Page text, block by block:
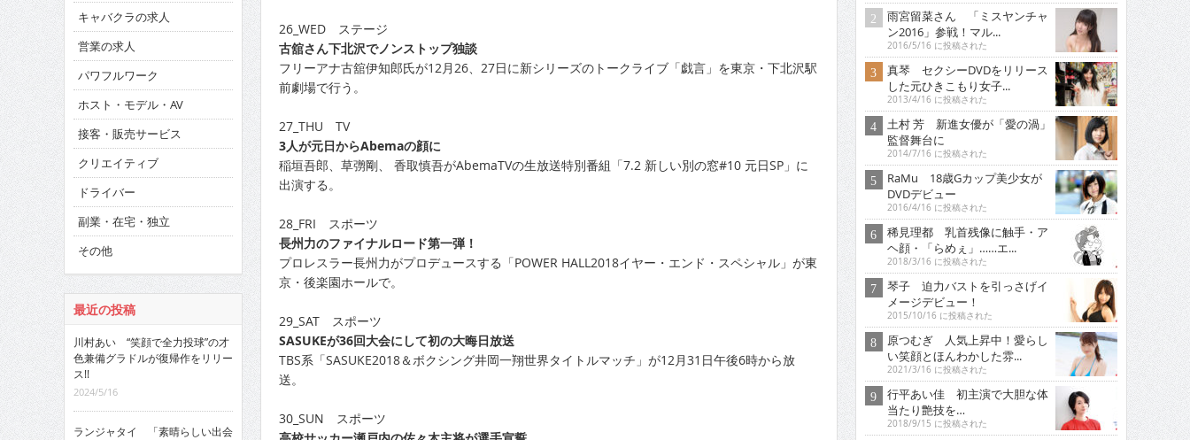
26_WED ステージ
古舘さん下北沢でノンストップ独談
フリーアナ古舘伊知郎氏が12月26、27日に新シリーズのトークライブ「戯言」を東京・下北沢駅
前劇場で行う。
27_THU TV
3人が元日からAbemaの顔に
稲垣吾郎、草彅剛、 香取慎吾がAbemaTVの生放送特別番組「7.2 新しい別の窓#10 元日SP」に
出演する。
28_FRI スポーツ
長州力のファイナルロード第一弾！
プロレスラー長州力がプロデュースする「POWER HALL2018イヤー・エンド・スペシャル」が東
京・後楽園ホールで。
29_SAT スポーツ
SASUKEが36回大会にして初の大晦日放送
TBS系「SASUKE2018＆ボクシング井岡一翔世界タイトルマッチ」が12月31日午後6時から放
送。
30_SUN スポーツ
キャバクラの求人
営業の求人
パワフルワーク
ホスト・モデル・AV
接客・販売サービス
クリエイティブ
ドライバー
副業・在宅・独立
その他
最近の投稿
川村あい “笑顔で全力投球”の才
色兼備グラドルが復帰作をリリー
ス!!
2024/5/16
ランジャタイ 「素晴らしい出会
雨宮留菜さん 「ミスヤンチャ
ン2016」参戦！マル...
2016/5/16 に投稿された
真琴 セクシーDVDをリリース
した元ひきこもり女子...
2013/4/16 に投稿された
土村 芳 新進女優が「愛の渦」
監督舞台に
2014/7/16 に投稿された
RaMu 18歳Gカップ美少女が
DVDデビュー
2016/4/16 に投稿された
稀見理都 乳首残像に触手・ア
ヘ顔・「らめぇ」……エ...
2018/3/16 に投稿された
琴子 迫力バストを引っさげイ
メージデビュー！
2015/10/16 に投稿された
原つむぎ 人気上昇中！愛らし
い笑顔とほんわかした雰...
2021/3/16 に投稿された
行平あい佳 初主演で大胆な体
当たり艶技を…
2018/9/15 に投稿された